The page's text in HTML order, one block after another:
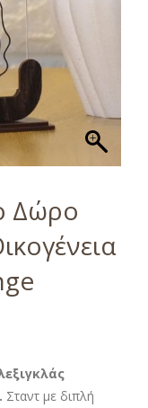
Δώρο
Σταντ με διπλή